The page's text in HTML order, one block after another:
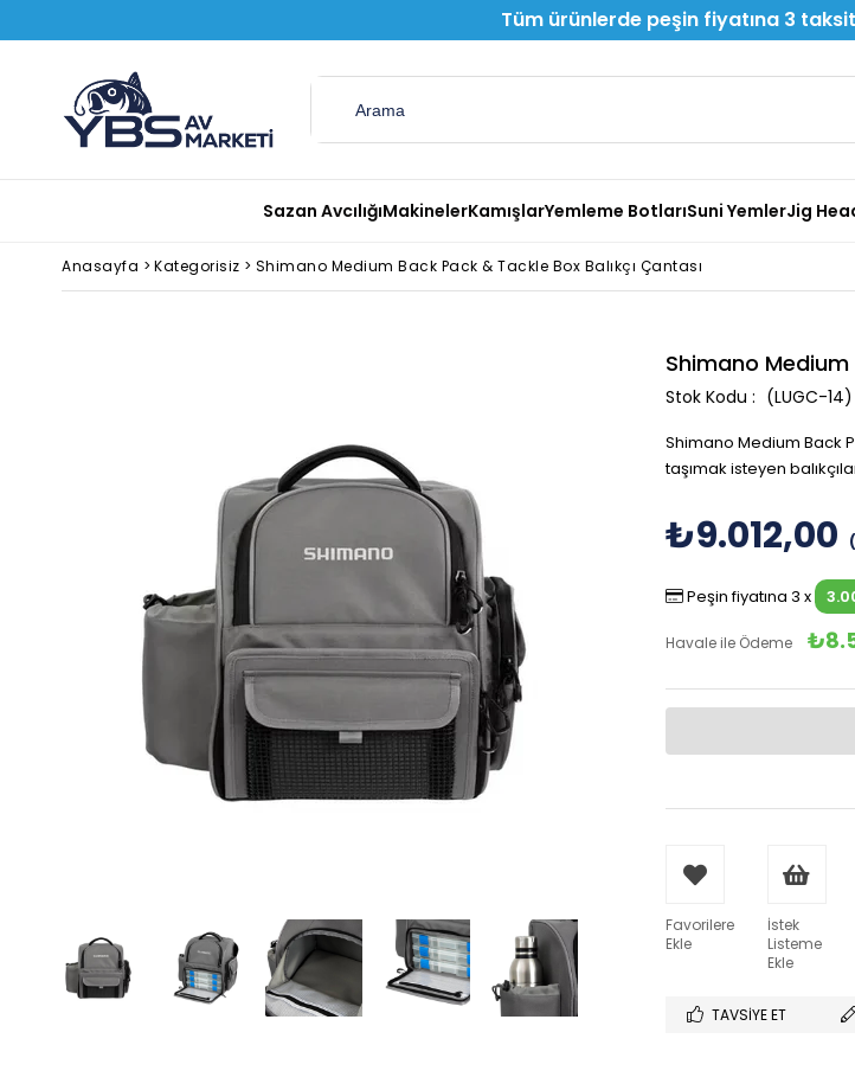
Tüm ürünlerde peşin fiyatına 3
Sazan AvcılığıMakinelerKamışlarYemleme BotlarıSuni YemlerJig
Anasayfa > Kategorisiz > Shimano Medium Back Pack & Tackle Box Balıkçı Çantası
Shimano Medium
(LUGC-14)
Shimano Medium Back
taşımak isteyen
₺9.012,00
Peşin fiyatına 3 x
Havale ile Ödeme
Favorilere
Ekle
İstek
Listeme
Ekle
TAVSIYE ET